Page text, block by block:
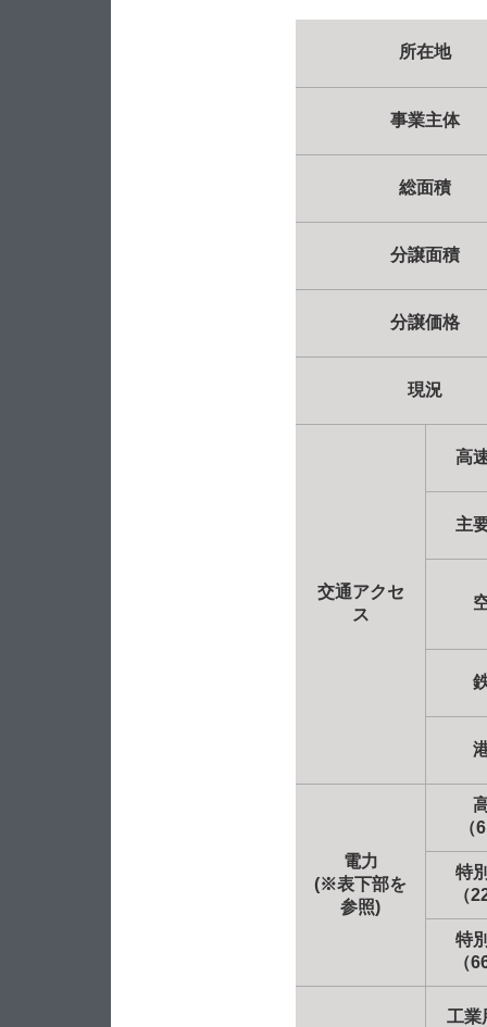
所在地
事業主体
総面積
分譲面積
分譲価格
現況
交通アクセ
ス
高
主
電力
(※表下部を
参照)
（
特
（
特
（
工業